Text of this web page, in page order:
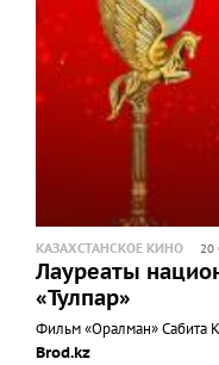
КАЗАХСТАНСКОЕ КИНО 20
Лауреаты
«Тулпар»
Фильм «Оралман» Сабита
Brod.kz